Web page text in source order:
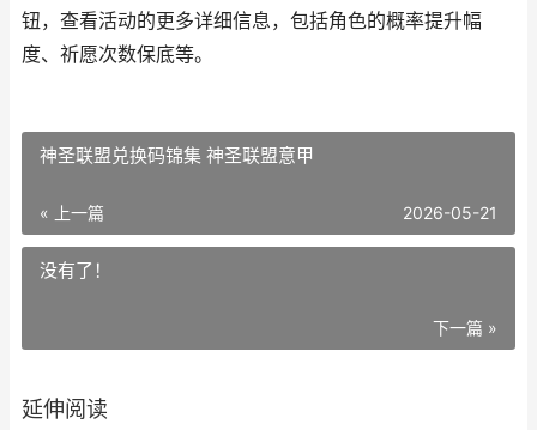
钮，查看活动的更多详细信息，包括角色的概率提升幅
度、祈愿次数保底等。
神圣联盟兑换码锦集 神圣联盟意甲
« 上一篇 2026-05-21
没有了！
下一篇 »
延伸阅读